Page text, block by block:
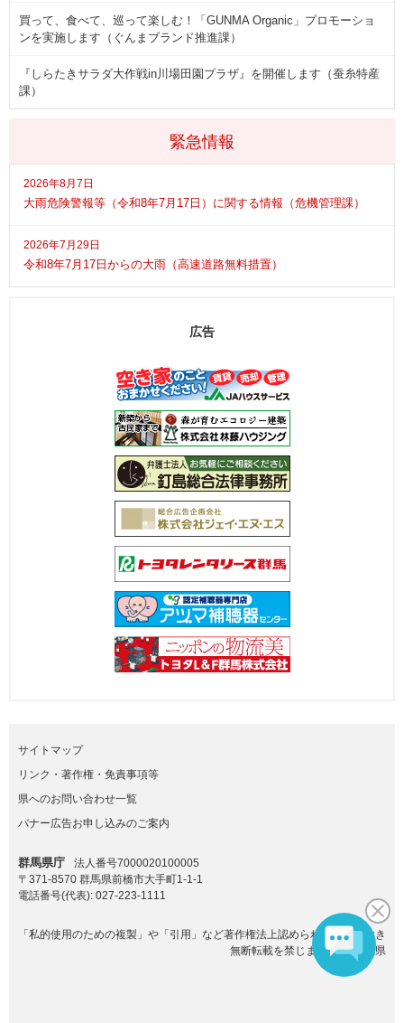
緊急情報
2026年8月7日
大雨危険警報等（令和8年7月17日）に関する情報（危機管理課）
2026年7月29日
令和8年7月17日からの大雨（高速道路無料措置）
買って、食べて、巡って楽しむ！「GUNMA Organic」プロモーショ
ンを実施します（ぐんまブランド推進課）
『しらたきサラダ大作戦in川場田園プラザ』を開催します（蚕糸特産
課）
広告
サイトマップ
リンク・著作権・免責事項等
県へのお問い合わせ一覧
バナー広告お申し込みのご案内
群馬県庁
法人番号7000020100005
〒371-8570 群馬県前橋市大手町1-1-1
電話番号(代表): 027-223-1111
「私的使用のための複製」や「引用」など著作権法上認められた場合を除き
無断転載を禁じます。(C)群馬県